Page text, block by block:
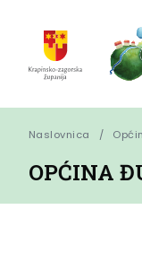
Naslovnica
OPĆINA